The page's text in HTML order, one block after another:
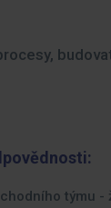
týmu -